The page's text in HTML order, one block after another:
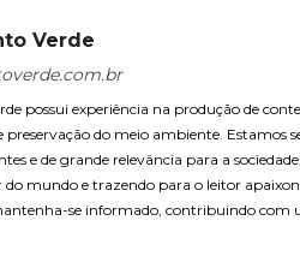
Verde
possui experiência na produção de
preservação do meio ambiente. Estamos
e de grande relevância para a
do mundo e trazendo para o leitor
se informado, contribuindo